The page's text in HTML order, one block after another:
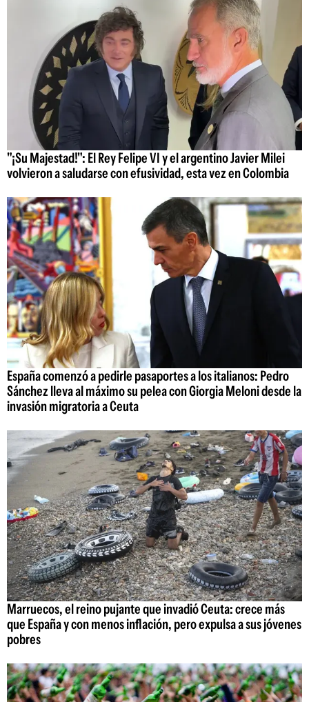
"¡Su Majestad!": El Rey Felipe VI y el argentino Javier Milei
volvieron a saludarse con efusividad, esta vez en Colombia
España comenzó a pedirle pasaportes a los italianos: Pedro
Sánchez lleva al máximo su pelea con Giorgia Meloni desde la
invasión migratoria a Ceuta
Marruecos, el reino pujante que invadió Ceuta: crece más
que España y con menos inflación, pero expulsa a sus jóvenes
pobres